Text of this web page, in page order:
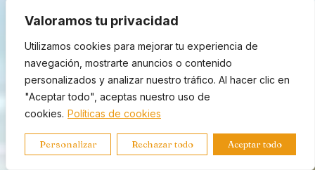
Valoramos tu privacidad
Utilizamos cookies para mejorar tu experiencia de
navegación, mostrarte anuncios o contenido
personalizados y analizar nuestro tráfico. Al hacer clic en
"Aceptar todo", aceptas nuestro uso de
cookies. Políticas de cookies
Personalizar Rechazar todo Aceptar todo
España arrasa en Ereván: 275
medallas en el Concours Mondial de
Bruxelles 2026